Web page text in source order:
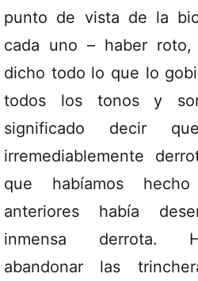
punto de vista de la
cada uno – haber
dicho todo lo que lo
todos los tonos y
significado decir
irremediablemente
que habíamos
anteriores había
inmensa derrota.
abandonar las